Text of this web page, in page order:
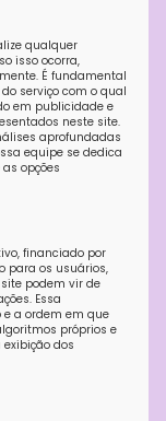
qualquer
isso ocorra,
É fundamental
serviço com o qual
em publicidade e
neste site.
aprofundadas
equipe se dedica
opções
financiado por
para os usuários,
podem vir de
Essa
a ordem em que
próprios e
dos